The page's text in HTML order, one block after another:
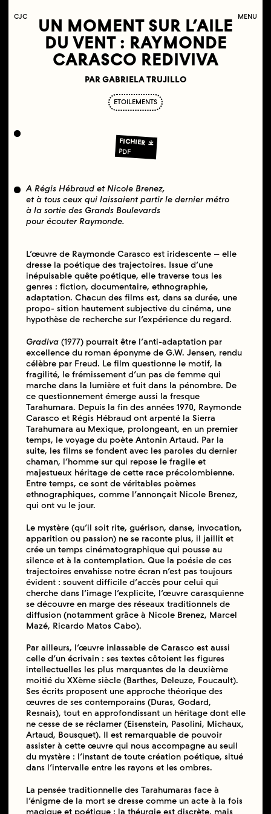
COLLECTIF
JEUNE
C MENU
UN MOMENT SUR L’AILE
DU VENT : RAYMONDE
CARASCO REDIVIVA
PAR GABRIELA TRUJILLO
ETOILEMENTS
FICHIER
PDF
A Régis Hébraud et Nicole Brenez,
et à tous ceux qui laissaient partir le dernier métro
à la sortie des Grands Boulevards
pour écouter Raymonde.
L’œuvre de Raymonde Carasco est iridescente – elle
dresse la poétique des trajectoires. Issue d’une
inépuisable quête poétique, elle traverse tous les
genres : fiction, documentaire, ethnographie,
adaptation. Chacun des films est, dans sa durée, une
propo- sition hautement subjective du cinéma, une
hypothèse de recherche sur l’expérience du regard.
Gradiva(1977) pourrait être l’anti-adaptation par
excellence du roman éponyme de G.W. Jensen, rendu
célèbre par Freud. Le film questionne le motif, la
fragilité, le frémissement d’un pas de femme qui
marche dans la lumière et fuit dans la pénombre. De
ce questionnement émerge aussi la fresque
Tarahumara. Depuis la fin des années 1970, Raymonde
Carasco et Régis Hébraud ont arpenté la Sierra
Tarahumara au Mexique, prolongeant, en un premier
temps, le voyage du poète Antonin Artaud. Par la
suite, les films se fondent avec les paroles du dernier
chaman, l’homme sur qui repose le fragile et
majestueux héritage de cette race précolombienne.
Entre temps, ce sont de véritables poèmes
ethnographiques, comme l’annonçait Nicole Brenez,
qui ont vu le jour.
Le mystère (qu’il soit rite, guérison, danse, invocation,
apparition ou passion) ne se raconte plus, il jaillit et
crée un temps cinématographique qui pousse au
silence et à la contemplation. Que la poésie de ces
trajectoires envahisse notre écran n’est pas toujours
évident : souvent difficile d’accès pour celui qui
cherche dans l’image l’explicite, l’œuvre carasquienne
se découvre en marge des réseaux traditionnels de
diffusion (notamment grâce à Nicole Brenez, Marcel
Mazé, Ricardo Matos Cabo).
Par ailleurs, l’œuvre inlassable de Carasco est aussi
celle d’un écrivain : ses textes côtoient les figures
intellectuelles les plus marquantes de la deuxième
moitié du XXème siècle (Barthes, Deleuze, Foucault).
Ses écrits proposent une approche théorique des
œuvres de ses contemporains (Duras, Godard,
Resnais), tout en approfondissant un héritage dont elle
ne cesse de se réclamer (Eisenstein, Pasolini, Michaux,
Artaud, Bousquet). Il est remarquable de pouvoir
assister à cette œuvre qui nous accompagne au seuil
du mystère : l’instant de toute création poétique, situé
dans l’intervalle entre les rayons et les ombres.
La pensée traditionnelle des Tarahumaras face à
l’énigme de la mort se dresse comme un acte à la fois
magique et poétique : la théurgie est discrète, mais